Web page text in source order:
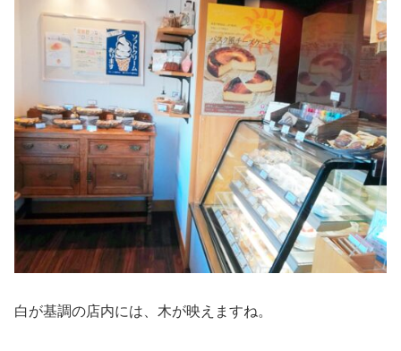
白が基調の店内には、木が映えますね。